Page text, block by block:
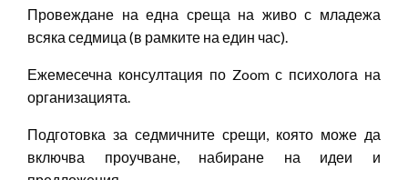
Провеждане на една среща на живо с младежа
всяка седмица (в рамките на един час).
Ежемесечна консултация по Zoom с психолога на
организацията.
Подготовка за седмичните срещи, която може да
включва проучване, набиране на идеи и